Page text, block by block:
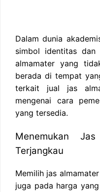
Dalam dunia
simbol identitas dan
almamater yang
berada di tempat
terkait jual jas
mengenai cara
yang tersedia.
Menemukan
Terjangkau
Memilih jas
juga pada harga